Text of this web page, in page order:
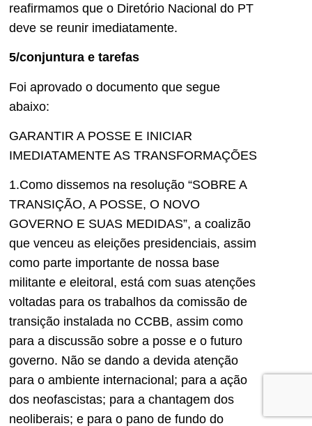
reafirmamos que o Diretório Nacional do PT
deve se reunir imediatamente.
5/conjuntura e tarefas
Foi aprovado o documento que segue
abaixo:
GARANTIR A POSSE E INICIAR
IMEDIATAMENTE AS TRANSFORMAÇÕES
1.Como dissemos na resolução “SOBRE A
TRANSIÇÃO, A POSSE, O NOVO
GOVERNO E SUAS MEDIDAS”, a coalizão
que venceu as eleições presidenciais, assim
como parte importante de nossa base
militante e eleitoral, está com suas atenções
voltadas para os trabalhos da comissão de
transição instalada no CCBB, assim como
para a discussão sobre a posse e o futuro
governo. Não se dando a devida atenção
para o ambiente internacional; para a ação
dos neofascistas; para a chantagem dos
neoliberais; e para o pano de fundo do